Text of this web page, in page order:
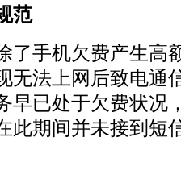
范
手机欠费产生高
无法上网后致电通
早已处于欠费状况
此期间并未接到短